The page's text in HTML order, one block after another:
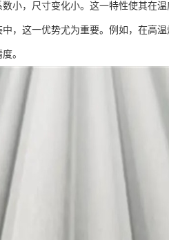
小，尺寸变化小。这一特性使其在
，这一优势尤为重要。例如，在高
。